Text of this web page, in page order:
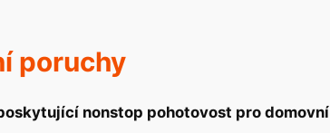
poruchy
nonstop pohotovost pro